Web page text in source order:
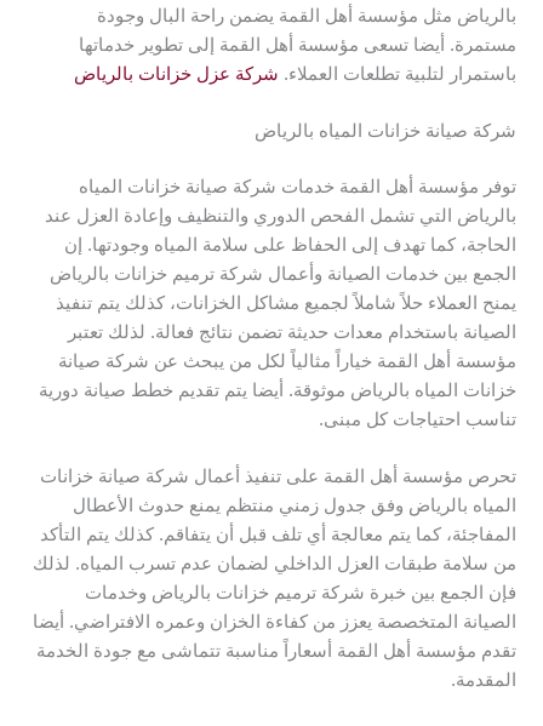
بالرياض مثل مؤسسة أهل القمة يضمن راحة البال وجودة
مستمرة. أيضا تسعى مؤسسة أهل القمة إلى تطوير خدماتها
باستمرار لتلبية تطلعات العملاء. شركة عزل خزانات بالرياض
شركة صيانة خزانات المياه بالرياض
توفر مؤسسة أهل القمة خدمات شركة صيانة خزانات المياه
بالرياض التي تشمل الفحص الدوري والتنظيف وإعادة العزل عند
الحاجة، كما تهدف إلى الحفاظ على سلامة المياه وجودتها. إن
الجمع بين خدمات الصيانة وأعمال شركة ترميم خزانات بالرياض
يمنح العملاء حلاً شاملاً لجميع مشاكل الخزانات، كذلك يتم تنفيذ
الصيانة باستخدام معدات حديثة تضمن نتائج فعالة. لذلك تعتبر
مؤسسة أهل القمة خياراً مثالياً لكل من يبحث عن شركة صيانة
خزانات المياه بالرياض موثوقة. أيضا يتم تقديم خطط صيانة دورية
تناسب احتياجات كل مبنى.
تحرص مؤسسة أهل القمة على تنفيذ أعمال شركة صيانة خزانات
المياه بالرياض وفق جدول زمني منتظم يمنع حدوث الأعطال
المفاجئة، كما يتم معالجة أي تلف قبل أن يتفاقم. كذلك يتم التأكد
من سلامة طبقات العزل الداخلي لضمان عدم تسرب المياه. لذلك
فإن الجمع بين خبرة شركة ترميم خزانات بالرياض وخدمات
الصيانة المتخصصة يعزز من كفاءة الخزان وعمره الافتراضي. أيضا
تقدم مؤسسة أهل القمة أسعاراً مناسبة تتماشى مع جودة الخدمة
المقدمة.